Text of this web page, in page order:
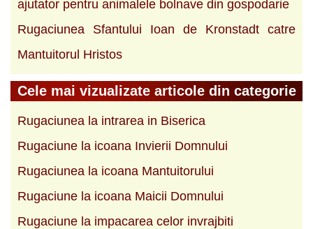
ajutator pentru animalele bolnave din gospodarie
Rugaciunea Sfantului Ioan de Kronstadt catre
Mantuitorul Hristos
Cele mai vizualizate articole din categorie
Rugaciunea la intrarea in Biserica
Rugaciune la icoana Invierii Domnului
Rugaciunea la icoana Mantuitorului
Rugaciune la icoana Maicii Domnului
Rugaciune la impacarea celor invrajbiti